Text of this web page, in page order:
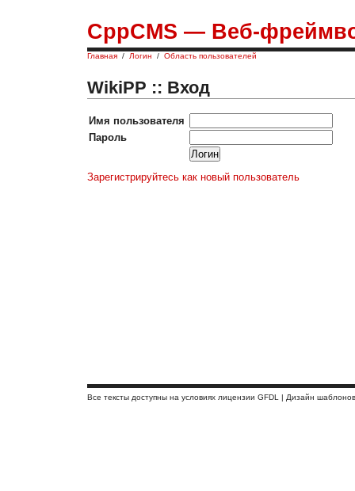
CppCMS — Веб-
Главная / Логин / Область пользователей
WikiPP :: Вход
Имя пользователя
Пароль
Зарегистрируйтесь как новый пользователь
Все тексты доступны на условиях лицензии GFDL | Дизайн